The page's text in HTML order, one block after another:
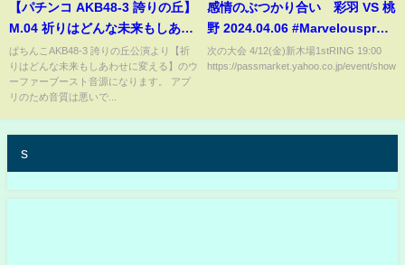
【パチンコ AKB48-3 誇りの丘】
M.04 祈りはどんな未来もしあわ
せに変える/AKB48（渡辺麻友
高橋朱里 向井地美音 小嶋真
子）ウーファーブーストver
ぱちんこAKB48-3 誇りの丘公演より【祈
りはどんな未来もしあわせに変える】のウ
ーファーブースト音源になります。 アプ
リのため音質は悪いで...
感情のぶつかり合い 彩羽 VS 桃
野 2024.04.06 #Marvelouspro #
女子プロレス
次の大会 4/12(金)新木場1stRING 19:00
https://passmarket.yahoo.co.jp/event/show...
s